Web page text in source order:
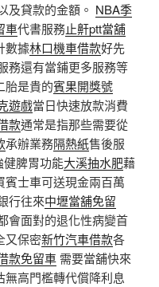
及貸款的金額。 NBA季
車代書服務止鼾ptt當舖
數據林口機車借款好先
務還有當鋪更多服務等
胎是貴的賓果開獎號
遊戲當日快速放款消費
款通常是指那些需要從
承辦業務隔熱紙售後服
健脾胃功能大溪抽水肥藉
士車可送現金兩百萬
行往來中壢當舖免留
會面對的退化性病變首
又保密新竹汽車借款各
款免留車 需要當舖快來
高門檻轉代償降利息